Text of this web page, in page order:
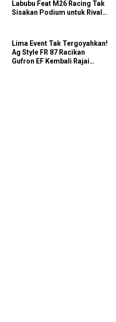
Labubu Feat M26 Racing Tak
Sisakan Podium untuk Rival
Lima Event Tak Tergoyahkan!
Ag Style FR 87 Racikan
Gufron EF Kembali Rajai